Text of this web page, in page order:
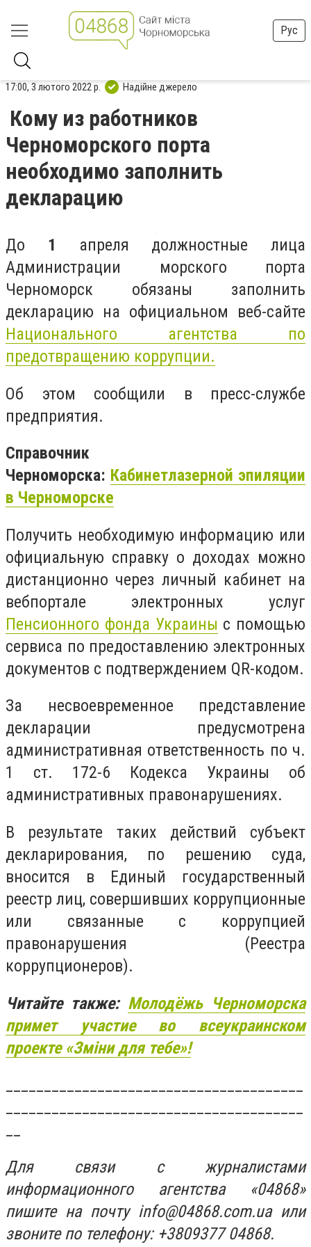
Рус
17:00, 3 лютого 2022 р. Надійне джерело
Кому из работников
Черноморского порта
необходимо заполнить
декларацию
До 1 апреля должностные лица
Администрации морского порта
Черноморск обязаны заполнить
декларацию на официальном веб-сайте
Национального агентства по
предотвращению коррупции.
Об этом сообщили в пресс-службе
предприятия.
Справочник
Черноморска: Кабинетлазерной эпиляции
в Черноморске
Получить необходимую информацию или
официальную справку о доходах можно
дистанционно через личный кабинет на
вебпортале электронных услуг
Пенсионного фонда Украины с помощью
сервиса по предоставлению электронных
документов с подтверждением QR-кодом.
За несвоевременное представление
декларации предусмотрена
административная ответственность по ч.
1 ст. 172-6 Кодекса Украины об
административных правонарушениях.
В результате таких действий субъект
декларирования, по решению суда,
вносится в Единый государственный
реестр лиц, совершивших коррупционные
или связанные с коррупцией
правонарушения (Реестра
коррупционеров).
Читайте также: Молодёжь Черноморска
примет участие во всеукраинском
проекте «Зміни для тебе»!
Для связи с журналистами
информационного агентства «04868»
пишите на почту info@04868.com.uaили
звоните по телефону: +3809377 04868.